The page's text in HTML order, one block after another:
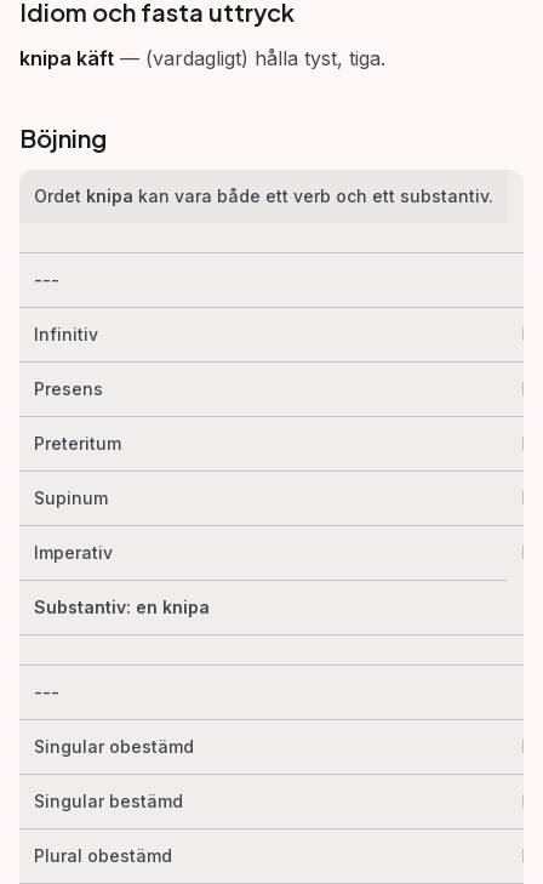
Idiom och fasta uttryck
knipa käft — (vardagligt) hålla tyst, tiga.
Böjning
Ordet knipa kan vara både ett verb och ett substantiv.
---
Infinitiv
Presens
Preteritum
Supinum
Imperativ
Substantiv: en knipa
---
Singular obestämd
Singular bestämd
Plural obestämd